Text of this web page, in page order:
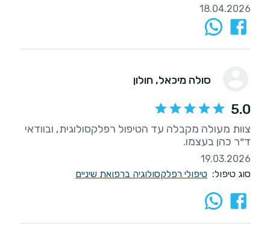
18.04.2026
סולה מיכאל, חולון
5.0
צוות מעולה מקבלה עד הטיפול רפלקסולוגית, ובוודאי
ד״ר כהן בעצמו.
19.03.2026
סוג טיפול: טיפולי רפלקסולוגיה ברפואת שיניים